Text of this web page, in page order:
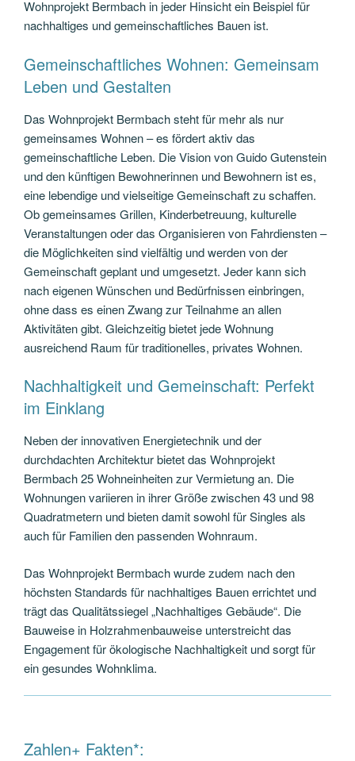
Wohnprojekt Bermbach in jeder Hinsicht ein Beispiel für
nachhaltiges und gemeinschaftliches Bauen ist.
Gemeinschaftliches Wohnen: Gemeinsam
Leben und Gestalten
Das Wohnprojekt Bermbach steht für mehr als nur
gemeinsames Wohnen – es fördert aktiv das
gemeinschaftliche Leben. Die Vision von Guido Gutenstein
und den künftigen Bewohnerinnen und Bewohnern ist es,
eine lebendige und vielseitige Gemeinschaft zu schaffen.
Ob gemeinsames Grillen, Kinderbetreuung, kulturelle
Veranstaltungen oder das Organisieren von Fahrdiensten –
die Möglichkeiten sind vielfältig und werden von der
Gemeinschaft geplant und umgesetzt. Jeder kann sich
nach eigenen Wünschen und Bedürfnissen einbringen,
ohne dass es einen Zwang zur Teilnahme an allen
Aktivitäten gibt. Gleichzeitig bietet jede Wohnung
ausreichend Raum für traditionelles, privates Wohnen.
Nachhaltigkeit und Gemeinschaft: Perfekt
im Einklang
Neben der innovativen Energietechnik und der
durchdachten Architektur bietet das Wohnprojekt
Bermbach 25 Wohneinheiten zur Vermietung an. Die
Wohnungen variieren in ihrer Größe zwischen 43 und 98
Quadratmetern und bieten damit sowohl für Singles als
auch für Familien den passenden Wohnraum.
Das Wohnprojekt Bermbach wurde zudem nach den
höchsten Standards für nachhaltiges Bauen errichtet und
trägt das Qualitätssiegel „Nachhaltiges Gebäude“. Die
Bauweise in Holzrahmenbauweise unterstreicht das
Engagement für ökologische Nachhaltigkeit und sorgt für
ein gesundes Wohnklima.
Zahlen+ Fakten*: